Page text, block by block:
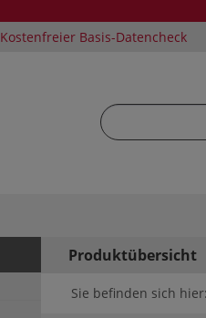
Kostenfreier Basis-Datencheck
Produktübersicht
Sie befinden sich hier: